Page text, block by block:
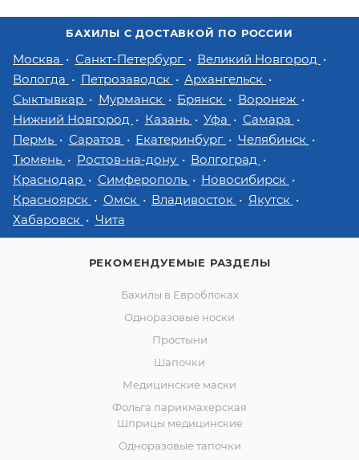
БАХИЛЫ С ДОСТАВКОЙ ПО РОССИИ
Москва Санкт-Петербург
Великий Новгород
Вологда
Петрозаводск
Архангельск
Сыктывкар
Мурманск Брянск
Воронеж
Нижний Новгород
Казань Уфа
Самара
Пермь
Саратов Екатеринбург
Челябинск
Тюмень
Ростов-на-дону
Волгоград
Краснодар
Симферополь
Новосибирск
Красноярск
Омск Владивосток
Якутск
Хабаровск
Чита
РЕКОМЕНДУЕМЫЕ РАЗДЕЛЫ
Бахилы в Евроблоках
Одноразовые носки
Простыни
Шапочки
Медицинские маски
Фольга парикмахерская
Шприцы медицинские
Одноразовые тапочки